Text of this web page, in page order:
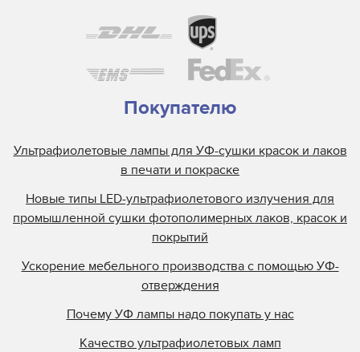
Покупателю
Ультрафиолетовые лампы для УФ-сушки красок и лаков
в печати и покраске
Новые типы LED-ультрафиолетового излучения для
промышленной сушки фотополимерных лаков, красок и
покрытий
Ускорение мебельного производства с помощью УФ-
отверждения
Почему УФ лампы надо покупать у нас
Качество ультрафиолетовых ламп